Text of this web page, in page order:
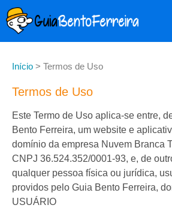
Início > Termos de Uso
Termos de Uso
Este Termo de Uso aplica-se entre,
Bento Ferreira, um website e
domínio da empresa Nuvem Branca
CNPJ 36.524.352/0001-93, e, de
qualquer pessoa física ou jurídica,
providos pelo Guia Bento Ferreira,
USUÁRIO